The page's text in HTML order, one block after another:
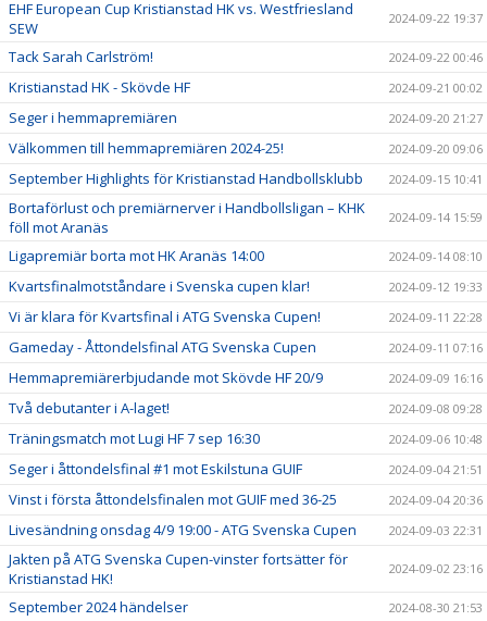
EHF European Cup Kristianstad HK vs. Westfriesland
SEW
2024-09-22 19:37
Tack Sarah Carlström! 2024-09-22 00:46
Kristianstad HK - Skövde HF 2024-09-21 00:02
Seger i hemmapremiären 2024-09-20 21:27
Välkommen till hemmapremiären 2024-25! 2024-09-20 09:06
September Highlights för Kristianstad Handbollsklubb 2024-09-15 10:41
Bortaförlust och premiärnerver i Handbollsligan – KHK
föll mot Aranäs
2024-09-14 15:59
Ligapremiär borta mot HK Aranäs 14:00 2024-09-14 08:10
Kvartsfinalmotståndare i Svenska cupen klar! 2024-09-12 19:33
Vi är klara för Kvartsfinal i ATG Svenska Cupen! 2024-09-11 22:28
Gameday - Åttondelsfinal ATG Svenska Cupen 2024-09-11 07:16
Hemmapremiärerbjudande mot Skövde HF 20/9 2024-09-09 16:16
Två debutanter i A-laget! 2024-09-08 09:28
Träningsmatch mot Lugi HF 7 sep 16:30 2024-09-06 10:48
Seger i åttondelsfinal #1 mot Eskilstuna GUIF 2024-09-04 21:51
Vinst i första åttondelsfinalen mot GUIF med 36-25 2024-09-04 20:36
Livesändning onsdag 4/9 19:00 - ATG Svenska Cupen 2024-09-03 22:31
Jakten på ATG Svenska Cupen-vinster fortsätter för
Kristianstad HK!
2024-09-02 23:16
September 2024 händelser 2024-08-30 21:53